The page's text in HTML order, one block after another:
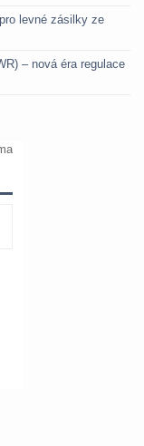
levné zásilky ze
– nová éra regulace